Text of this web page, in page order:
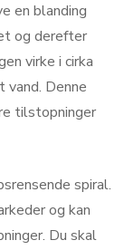
en blanding
og derefter
virke i cirka
Denne
tilstopninger
spiral.
og kan
Du skal